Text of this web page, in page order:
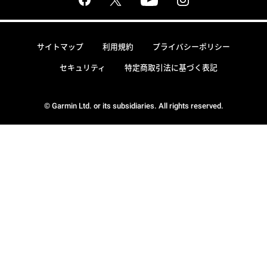
© Garmin Ltd. or its subsidiaries. All rights reserved.
サイトマップ 利用規約 プライバシーポリシー
セキュリティ 特定商取引法に基づく表記